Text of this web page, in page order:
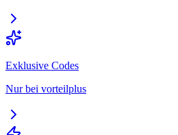
Exklusive Codes
Nur bei vorteilplus